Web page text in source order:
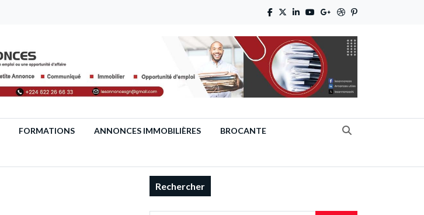
FORMATIONS ANNONCES IMMOBILIÈRES BROCANTE
Rechercher